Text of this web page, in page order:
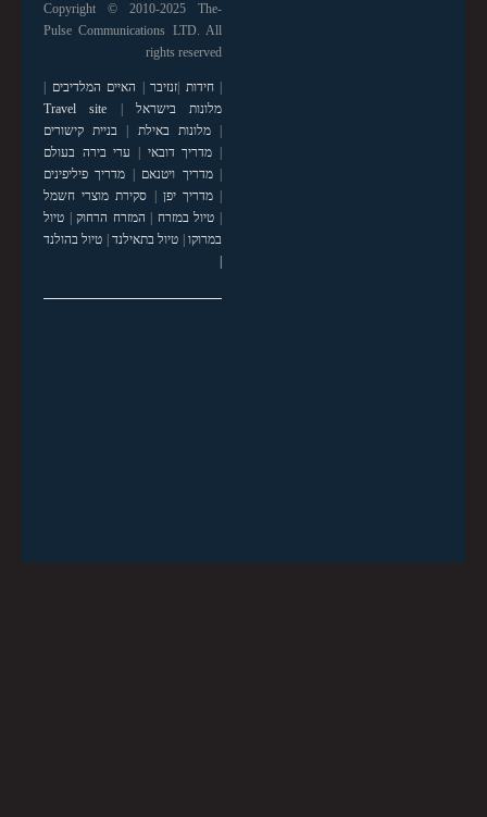
Copyright © 2010-2025 The-
Pulse Communications LTD. All
rights reserved
|חידות זנזיבר האיים המלדיבים
מלונות בישראל
Travel site
|מלונות באילת
בניית קישורים
מדריך דובאי
ערי בירה בעולם
|מדריך ויטנאם
מדריך פיליפינים
|מדריך יפן
סקירת מוצרי חשמל
טיול במזרח המזרח הרחוק| טיול
במרוקו| טיול בתאילנד| טיול בהולנד